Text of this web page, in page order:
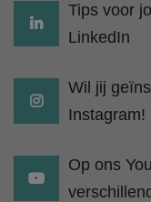
Tips voor
LinkedIn
Wil jij
Instagram!
Op ons